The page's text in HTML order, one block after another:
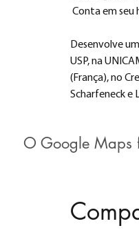
Conta em seu
Desenvolve
USP, na
(França), no
Scharfeneck e
O Google Maps